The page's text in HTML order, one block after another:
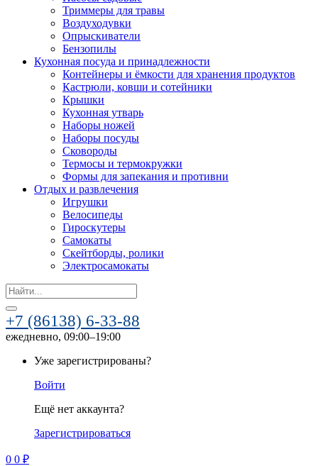
Триммеры для травы
Воздуходувки
Опрыскиватели
Бензопилы
Кухонная посуда и принадлежности
Контейнеры и ёмкости для хранения продуктов
Кастрюли, ковши и сотейники
Крышки
Кухонная утварь
Наборы ножей
Наборы посуды
Сковороды
Термосы и термокружки
Формы для запекания и противни
Отдых и развлечения
Игрушки
Велосипеды
Гироскутеры
Самокаты
Скейтборды, ролики
Электросамокаты
Search
for:
+7 (86138) 6-33-88
ежедневно, 09:00–19:00
Уже зарегистрированы?
Войти
Ещё нет аккаунта?
Зарегистрироваться
0 0 ₽